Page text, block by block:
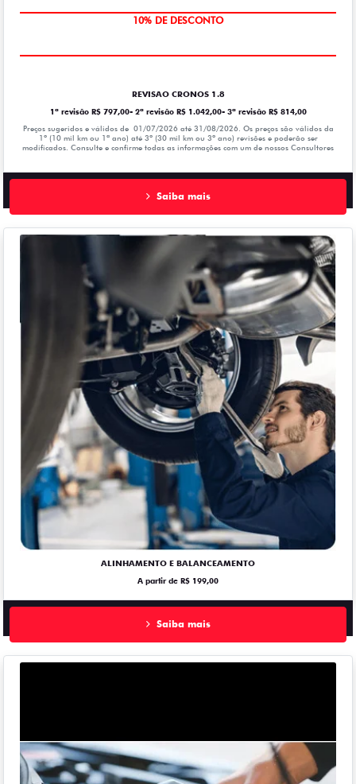
MÃO DE OBRA
REVISAO CRONOS 1.8
1ª revisão R$ 797,00- 2ª revisão R$ 1.042,00- 3ª revisão R$ 814,00
Preços sugeridos e válidos de 01/07/2026 até 31/08/2026. Os preços são válidos da
1º (10 mil km ou 1ª ano) até 3º (30 mil km ou 3º ano) revisões e poderão ser
modificados. Consulte e confirme todas as informações com um de nossos Consultores
Saiba mais
ALINHAMENTO E BALANCEAMENTO
A partir de R$ 199,00
Saiba mais